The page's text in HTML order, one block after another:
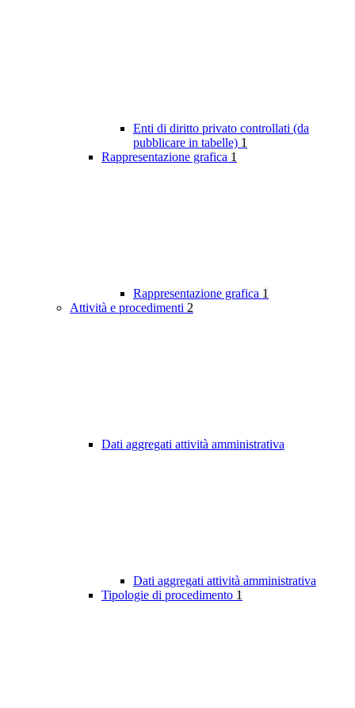
Enti di diritto privato controllati (da
pubblicare in tabelle) 1
Rappresentazione grafica 1
Rappresentazione grafica 1
Attività e procedimenti 2
Dati aggregati attività amministrativa
Dati aggregati attività amministrativa
Tipologie di procedimento 1